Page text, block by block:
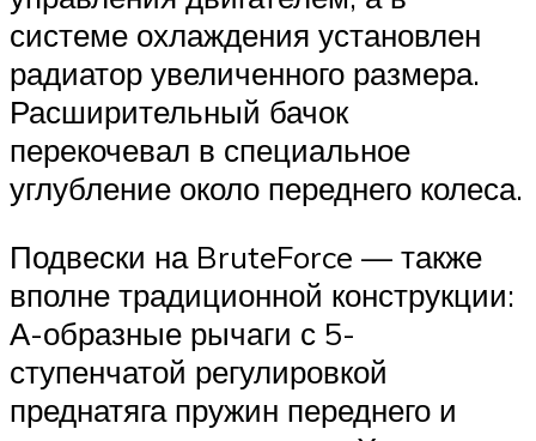
системе охлаждения установлен
радиатор увеличенного размера.
Расширительный бачок
перекочевал в специальное
углубление около переднего колеса.
Подвески на BruteForce — также
вполне традиционной конструкции:
А-образные рычаги с 5-
ступенчатой регулировкой
преднатяга пружин переднего и